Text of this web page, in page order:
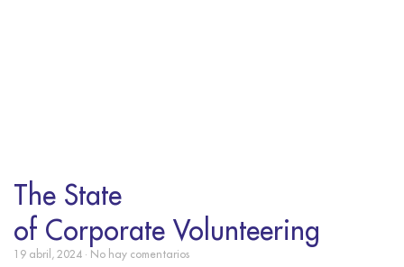
The State
of Corporate Volunteering
19 abril, 2024 No hay comentarios